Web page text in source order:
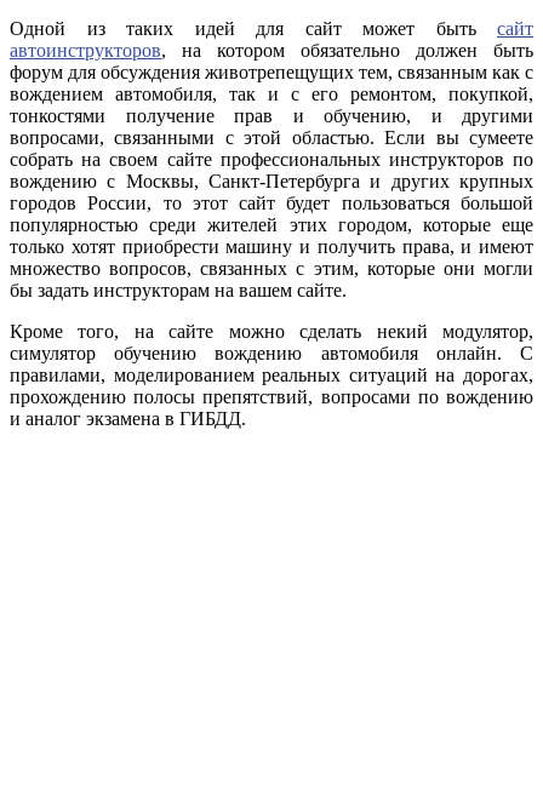
Одной из таких идей для сайт может быть сайт
автоинструкторов, на котором обязательно должен быть
форум для обсуждения животрепещущих тем, связанным как с
вождением автомобиля, так и с его ремонтом, покупкой,
тонкостями получение прав и обучению, и другими
вопросами, связанными с этой областью. Если вы сумеете
собрать на своем сайте профессиональных инструкторов по
вождению с Москвы, Санкт-Петербурга и других крупных
городов России, то этот сайт будет пользоваться большой
популярностью среди жителей этих городом, которые еще
только хотят приобрести машину и получить права, и имеют
множество вопросов, связанных с этим, которые они могли
бы задать инструкторам на вашем сайте.
Кроме того, на сайте можно сделать некий модулятор,
симулятор обучению вождению автомобиля онлайн. С
правилами, моделированием реальных ситуаций на дорогах,
прохождению полосы препятствий, вопросами по вождению
и аналог экзамена в ГИБДД.